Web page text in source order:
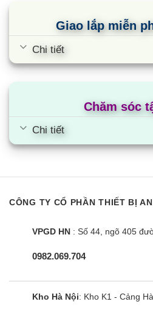
Giao lắp miễn
Chi tiết
Chăm sóc
Chi tiết
CÔNG TY CỔ PHẦN THIẾT BỊ
VPGD HN : Số 44, ngõ 405
0982.069.704
Kho Hà Nội: Kho K1 - Cảng